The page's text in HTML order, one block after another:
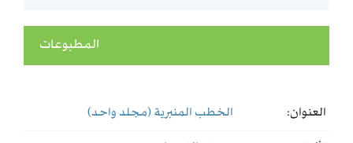
المطبوعات
العنوان:
الخطب المنبرية (مجلد واحد)